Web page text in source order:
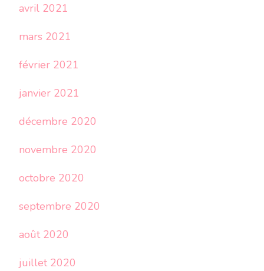
avril 2021
mars 2021
février 2021
janvier 2021
décembre 2020
novembre 2020
octobre 2020
septembre 2020
août 2020
juillet 2020